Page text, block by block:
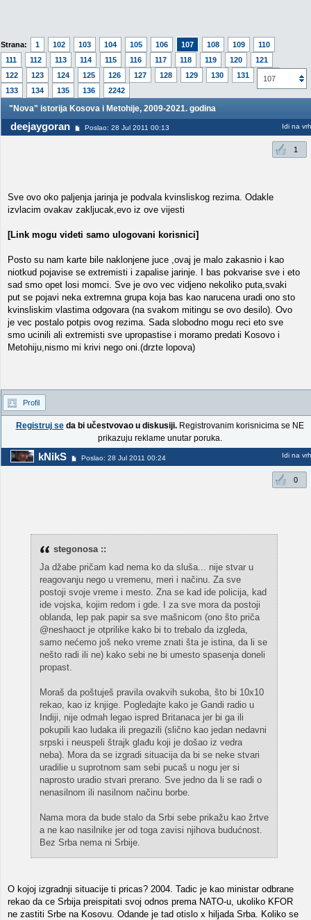
Strana: 1 102 103 104 105 106 107 108 109
110
111
112 113 114 115 116 117 118 119 120
121
122
123 124 125 126 127 128 129 130 131
132
133
134 135 136 2242
107
"Nova" istorija Kosova i Metohije, 2009-2021. godina
deejaygoran Poslao: 28 Jul 2011 00:13 Idi na vrh
1
Sve ovo oko paljenja jarinja je podvala kvinsliskog rezima. Odakle
izvlacim ovakav zakljucak,evo iz ove vijesti
[Link mogu videti samo ulogovani korisnici]
Posto su nam karte bile naklonjene juce ,ovaj je malo zakasnio i kao
niotkud pojavise se extremisti i zapalise jarinje. I bas pokvarise sve i eto
sad smo opet losi momci. Sve je ovo vec vidjeno nekoliko puta,svaki
put se pojavi neka extremna grupa koja bas kao narucena uradi ono sto
kvinsliskim vlastima odgovara (na svakom mitingu se ovo desilo). Ovo
je vec postalo potpis ovog rezima. Sada slobodno mogu reci eto sve
smo ucinili ali extremisti sve upropastise i moramo predati Kosovo i
Metohiju,nismo mi krivi nego oni.(drzte lopova)
Profil
Registruj seda bi učestvovao u diskusiji.Registrovanim korisnicima se NE
prikazuju reklame unutar poruka.
kNikS Poslao: 28 Jul 2011 00:24 Idi na vrh
0
stegonosa ::
Ja džabe pričam kad nema ko da sluša... nije stvar u
reagovanju nego u vremenu, meri i načinu. Za sve
postoji svoje vreme i mesto. Zna se kad ide policija, kad
ide vojska, kojim redom i gde. I za sve mora da postoji
oblanda, lep pak papir sa sve mašnicom (ono što priča
@neshaoct je otprilike kako bi to trebalo da izgleda,
samo nećemo još neko vreme znati šta je istina, da li se
nešto radi ili ne) kako sebi ne bi umesto spasenja doneli
propast.
Moraš da poštuješ pravila ovakvih sukoba, što bi 10x10
rekao, kao iz knjige. Pogledajte kako je Gandi radio u
Indiji, nije odmah legao ispred Britanaca jer bi ga ili
pokupili kao ludaka ili pregazili (slično kao jedan nedavni
srpski i neuspeli štrajk glađu koji je došao iz vedra
neba). Mora da se izgradi situacija da bi se neke stvari
uradilie u suprotnom sam sebi pucaš u nogu jer si
naprosto uradio stvari prerano. Sve jedno da li se radi o
nenasilnom ili nasilnom načinu borbe.
Nama mora da bude stalo da Srbi sebe prikažu kao žrtve
a ne kao nasilnike jer od toga zavisi njihova budućnost.
Bez Srba nema ni Srbije.
O kojoj izgradnji situacije ti pricas? 2004. Tadic je kao ministar odbrane
rekao da ce Srbija preispitati svoj odnos prema NATO-u, ukoliko KFOR
ne zastiti Srbe na Kosovu. Odande je tad otislo x hiljada Srba. Koliko se